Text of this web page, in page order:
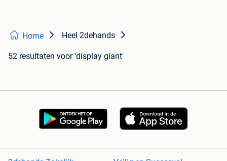
Home Heel 2dehands
52 resultaten voor 'display giant'